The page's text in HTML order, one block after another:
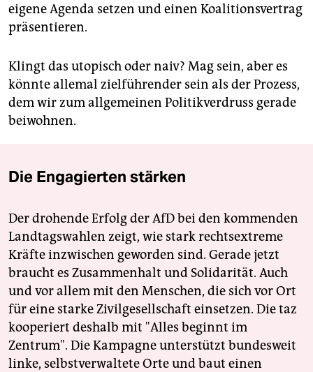
eigene Agenda setzen und einen Koalitionsvertrag
präsentieren.
Klingt das utopisch oder naiv? Mag sein, aber es
könnte allemal zielführender sein als der Prozess,
dem wir zum allgemeinen Politikverdruss gerade
beiwohnen.
Die Engagierten stärken
Der drohende Erfolg der AfD bei den kommenden
Landtagswahlen zeigt, wie stark rechtsextreme
Kräfte inzwischen geworden sind. Gerade jetzt
braucht es Zusammenhalt und Solidarität. Auch
und vor allem mit den Menschen, die sich vor Ort
für eine starke Zivilgesellschaft einsetzen. Die taz
kooperiert deshalb mit "Alles beginnt im
Zentrum". Die Kampagne unterstützt bundesweit
linke, selbstverwaltete Orte und baut einen